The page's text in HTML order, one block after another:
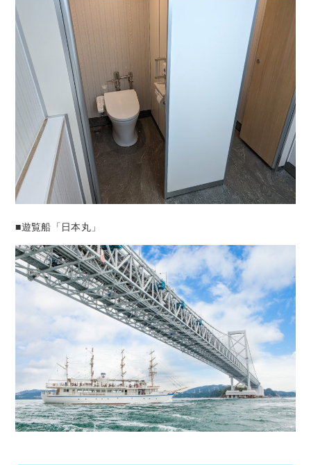
■遊覧船「日本丸」